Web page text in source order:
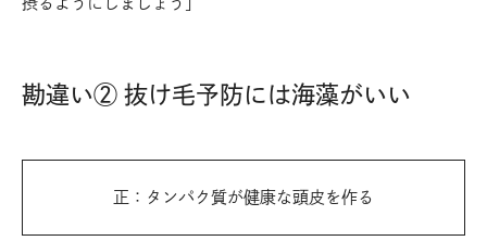
勘違い② 抜け毛予防には海藻がいい
正：タンパク質が健康な頭皮を作る